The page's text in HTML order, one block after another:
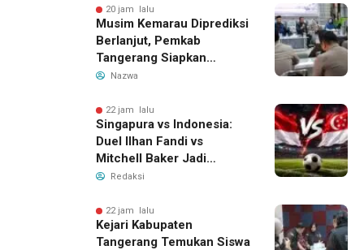
Pengelolaan Limbah
20 jam lalu
Musim Kemarau Diprediksi
Berlanjut, Pemkab
Tangerang Siapkan
Langkah Antisipasi Krisis
Nazwa
22 jam lalu
Singapura vs Indonesia:
Duel Ilhan Fandi vs
Mitchell Baker Jadi
Sorotan di Piala AFF 2026
Redaksi
22 jam lalu
Kejari Kabupaten
Tangerang Temukan Siswa